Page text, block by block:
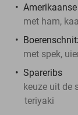
met ham,
met spek,
Spareribs
keuze uit de
teriyaki